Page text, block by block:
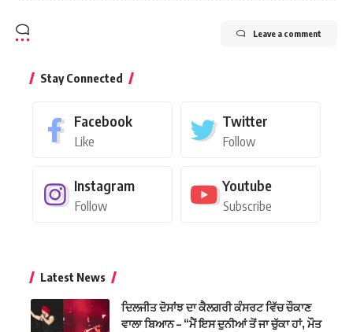
Leave a comment
Stay Connected
Facebook
Like
Twitter
Follow
Instagram
Follow
Youtube
Subscribe
Latest News
ਦਿਲਜੀਤ ਦੋਸਾਂਝ ਦਾ ਕੈਲਗਰੀ ਕੰਸਰਟ ਵਿੱਚ ਚੌਕਾਣ
ਵਾਲਾ ਬਿਆਨ – “ਮੈਂ ਇਸ ਦੁਨੀਆਂ ਤੋਂ ਜਾ ਚੁੱਕਾ ਹਾਂ, ਮੌਤ